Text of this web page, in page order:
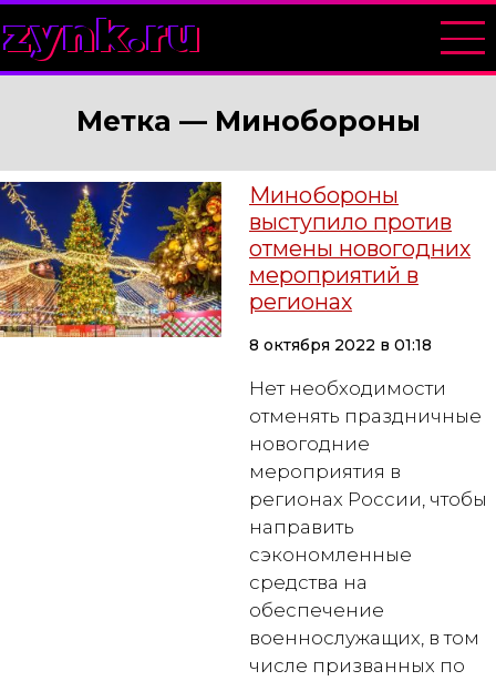
zynk.ru
Метка — Минобороны
Минобороны
выступило против
отмены новогодних
мероприятий в
регионах
8 октября 2022 в 01:18
Нет необходимости
отменять праздничные
новогодние
мероприятия в
регионах России, чтобы
направить
сэкономленные
средства на
обеспечение
военнослужащих, в том
числе призванных по